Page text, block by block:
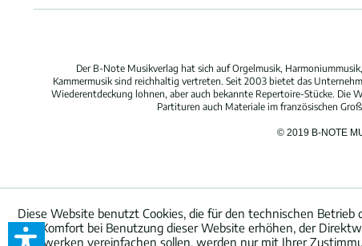
Der B-Note Musikverlag hat sich auf Orgelmusik,
Kammermusik sind reichhaltig vertreten. Seit 2003 bietet das
Wiederentdeckung lohnen, aber auch bekannte Repertoire-Stücke. Die
Partituren auch Materiale im französischen
© 2019 B-NOTE
Diese Website benutzt Cookies, die für den technischen
den Komfort bei Benutzung dieser Website erhöhen, der
Netzwerken vereinfachen sollen, werden nur mit Ihrer